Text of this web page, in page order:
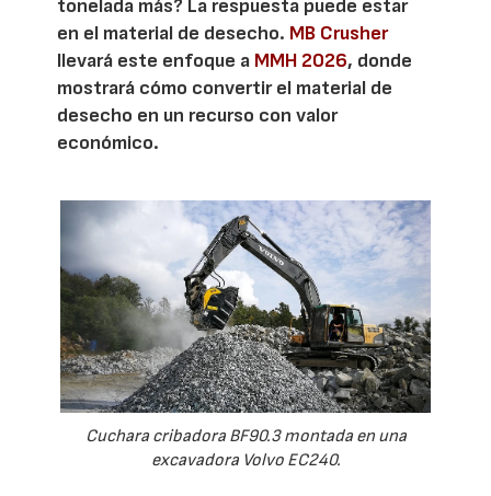
tonelada más? La respuesta puede estar
en el material de desecho. MB Crusher
llevará este enfoque a MMH 2026, donde
mostrará cómo convertir el material de
desecho en un recurso con valor
económico.
Cuchara cribadora BF90.3 montada en una
excavadora Volvo EC240.